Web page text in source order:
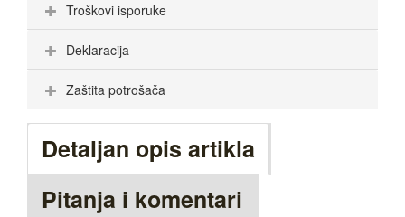
Troškovi isporuke
Deklaracija
Zaštita potrošača
Detaljan opis artikla
Pitanja i komentari